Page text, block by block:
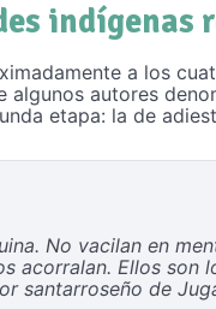
a los
autores
etapa: la de
No vacilan en
acorralan. Ellos
santarroseño de